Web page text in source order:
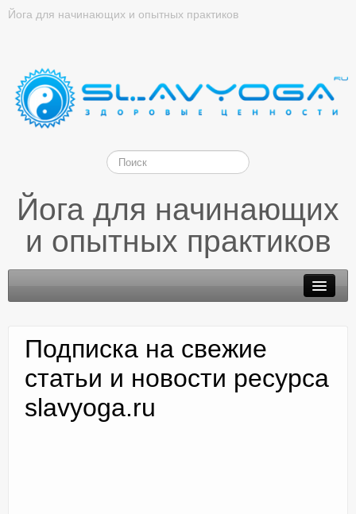
Йога для начинающих и опытных практиков
Йога для начинающих
и опытных практиков
Доктор Чернов
Подписка на свежие
статьи и новости ресурса
slavyoga.ru